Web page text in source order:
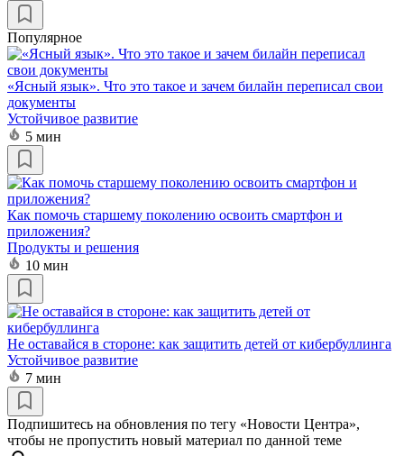
Популярное
«Ясный язык». Что это такое и зачем билайн переписал свои
документы
Устойчивое развитие
5 мин
Как помочь старшему поколению освоить смартфон и
приложения?
Продукты и решения
10 мин
Не оставайся в стороне: как защитить детей от кибербуллинга
Устойчивое развитие
7 мин
Подпишитесь на обновления по тегу «Новости Центра»,
чтобы не пропустить новый материал по данной теме